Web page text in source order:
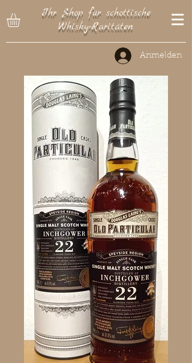
Ihr Shop für schottische
Whisky-Raritäten
Anmelden